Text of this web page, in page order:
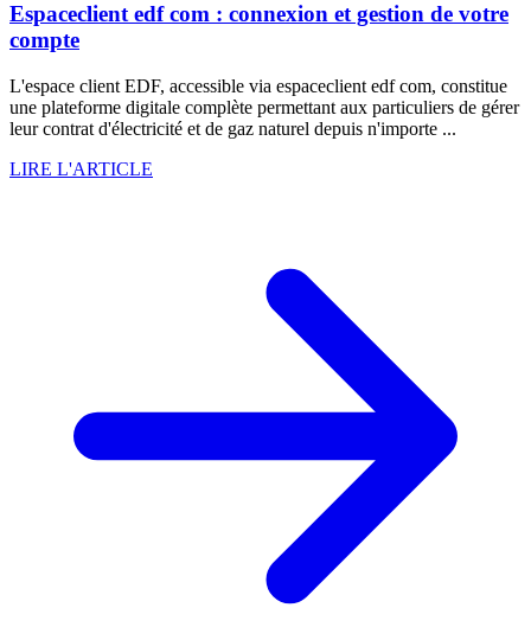
Espaceclient edf com : connexion et gestion de votre
compte
L'espace client EDF, accessible via espaceclient edf com, constitue
une plateforme digitale complète permettant aux particuliers de gérer
leur contrat d'électricité et de gaz naturel depuis n'importe ...
LIRE L'ARTICLE